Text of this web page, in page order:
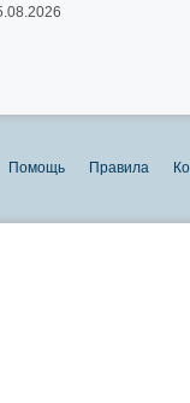
Помощь Правила